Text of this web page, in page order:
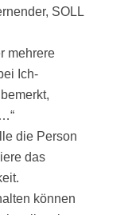
SOLL
mehrere
Ich-
die Person
das
können